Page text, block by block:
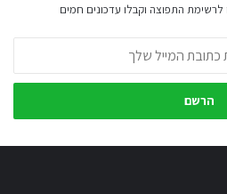
התפוצה וקבלו עדכונים חמים